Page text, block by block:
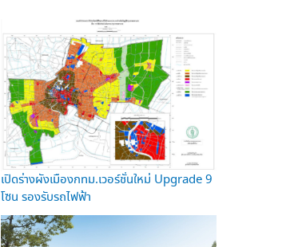
เปิดร่างผังเมืองกทม.เวอร์ชั่นใหม่ Upgrade 9
โซน รองรับรถไฟฟ้า